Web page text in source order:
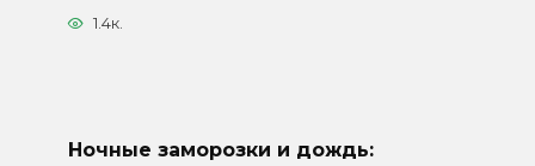
1.4к.
Ночные заморозки и дождь: